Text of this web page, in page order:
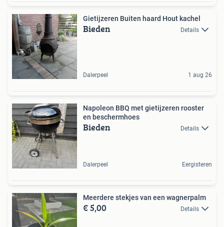
Gietijzeren Buiten haard Hout kachel
Bieden Details
Dalerpeel 1 aug 26
Napoleon BBQ met gietijzeren rooster
en beschermhoes
Bieden Details
Dalerpeel Eergisteren
Meerdere stekjes van een wagnerpalm
€ 5,00 Details